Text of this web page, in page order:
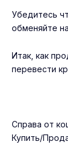
Убедитесь
обменяйте
Итак, как
перевести
Справа от
Купить/